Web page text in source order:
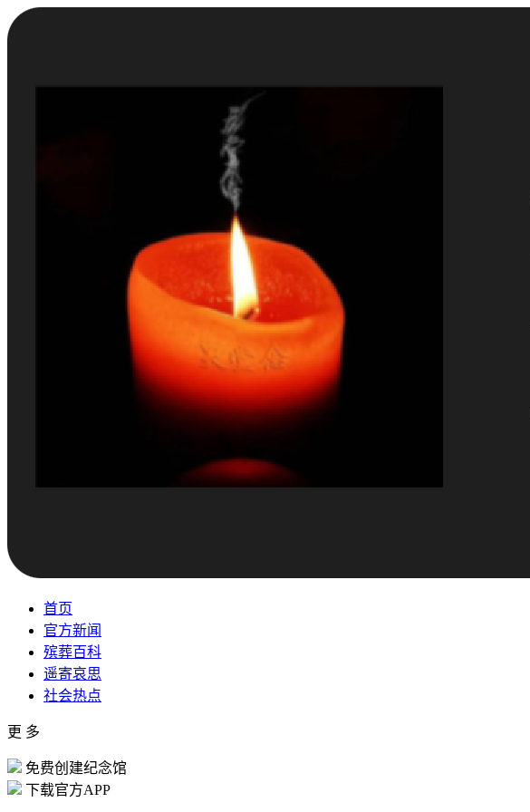
首页
官方新闻
殡葬百科
遥寄哀思
社会热点
更 多
免费创建纪念馆
下载官方APP